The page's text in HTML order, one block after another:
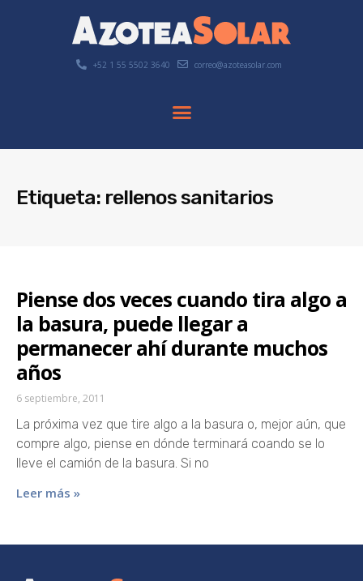
+52 1 55 5502 3640 correo@azoteasolar.com
Etiqueta: rellenos sanitarios
Piense dos veces cuando tira algo a
la basura, puede llegar a
permanecer ahí durante muchos
años
6 septiembre, 2011
La próxima vez que tire algo a la basura o, mejor aún, que
compre algo, piense en dónde terminará coando se lo
lleve el camión de la basura. Si no
Leer más »